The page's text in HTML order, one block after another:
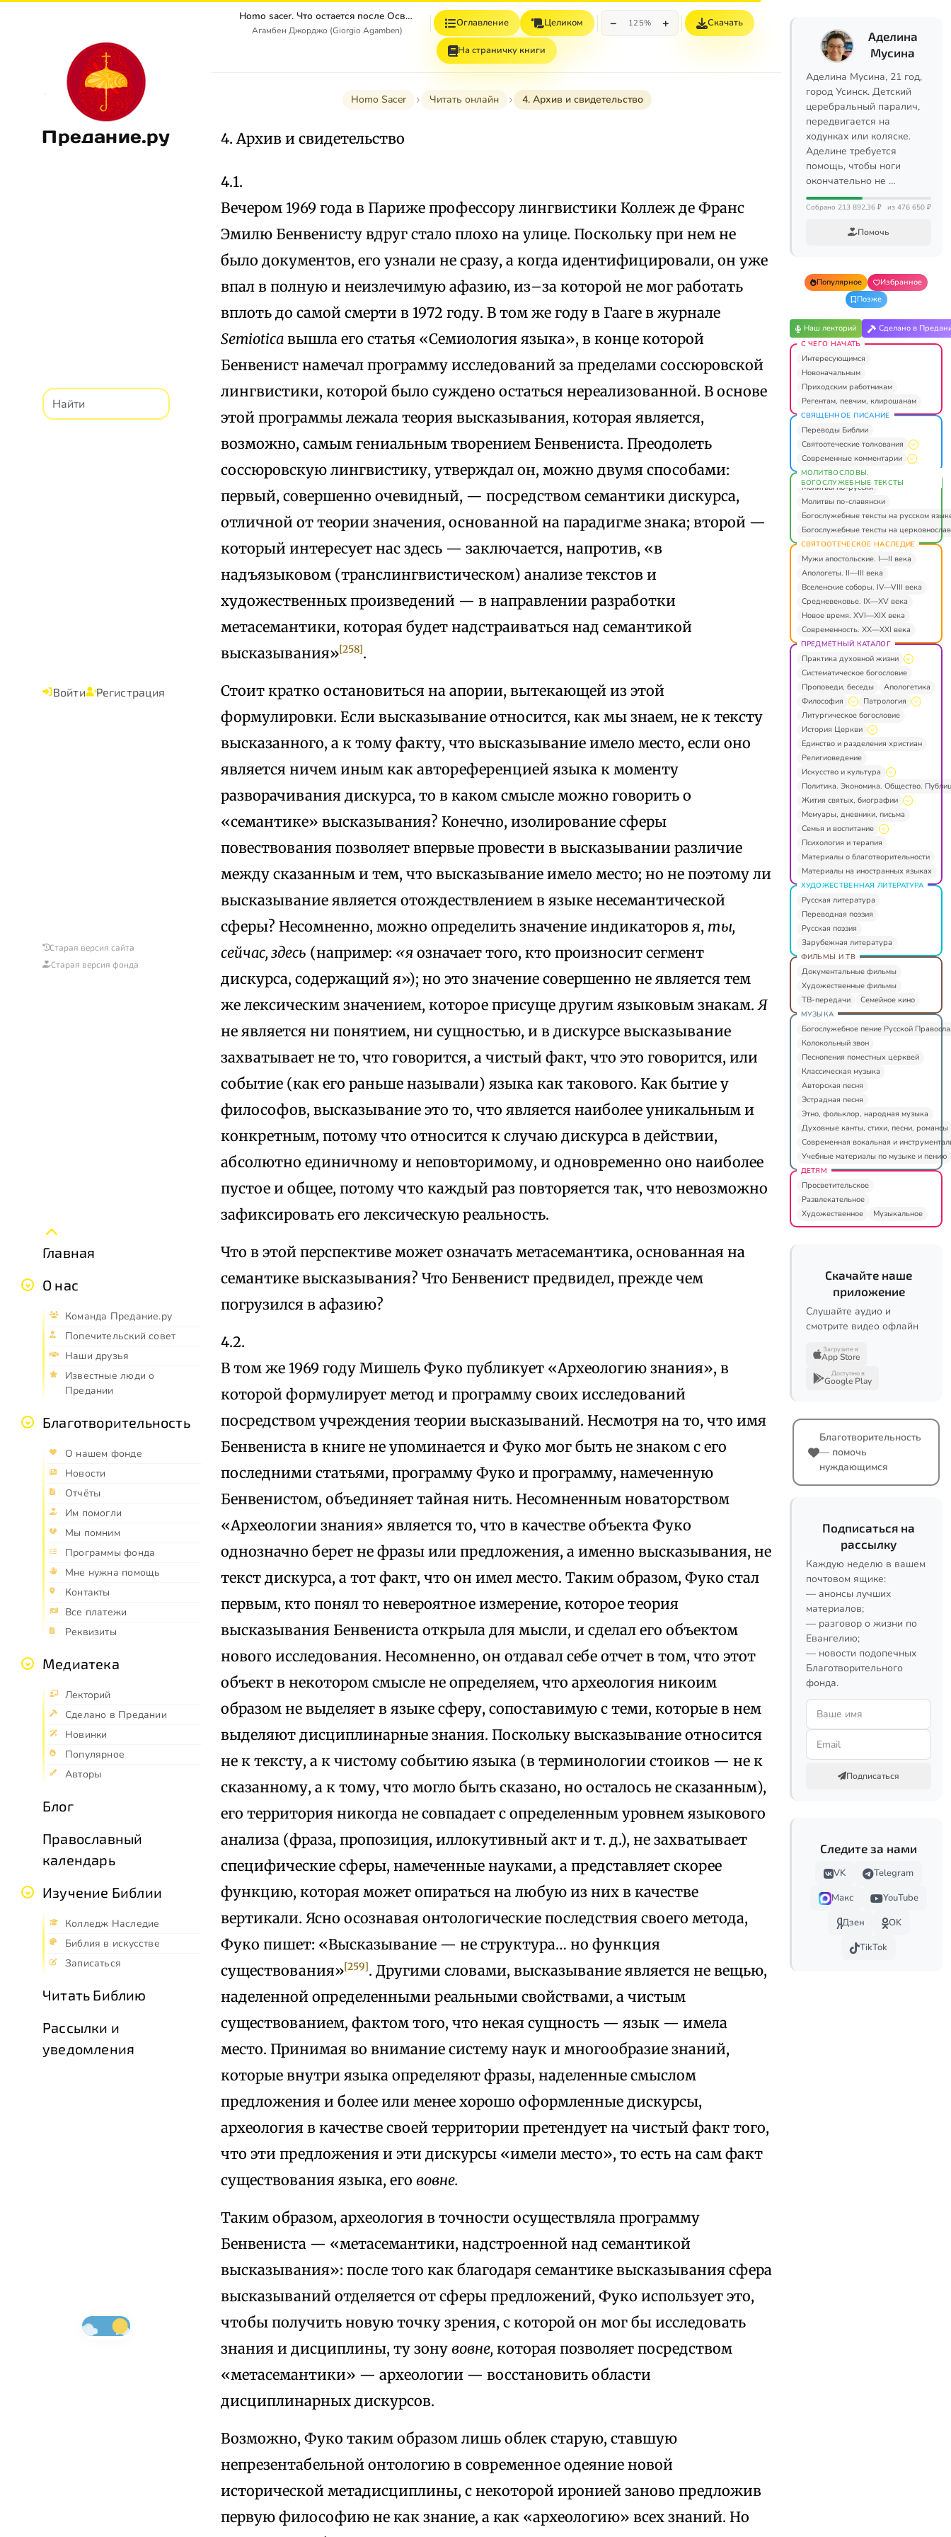
Предание.ру
Войти Регистрация
Старая версия сайта
Старая версия фонда
Главная
О нас
Команда Предание.ру
Попечительский совет
Наши друзья
Известные люди о
Предании
Благотворительность
О нашем фонде
Новости
Отчёты
Им помогли
Мы помним
Программы фонда
Мне нужна помощь
Контакты
Все платежи
Реквизиты
Медиатека
Лекторий
Сделано в Предании
Новинки
Популярное
Авторы
Блог
Православный
календарь
Изучение Библии
Колледж Наследие
Библия в искусстве
Записаться
Читать Библию
Рассылки и
уведомления
Homo sacer. Что остается после Освенцима: архив и свидетель
Агамбен Джорджо (Giorgio Agamben)
Оглавление Целиком − 125% + Скачать
На страничку книги
Homo Sacer Читать онлайн 4. Архив и свидетельство
4. Архив и свидетельство
4.1.
Вечером 1969 года в Париже профессору лингвистики Коллеж де Франс
Эмилю Бенвенисту вдруг стало плохо на улице. Поскольку при нем не
было документов, его узнали не сразу, а когда идентифицировали, он уже
впал в полную и неизлечимую афазию, из–за которой не мог работать
вплоть до самой смерти в 1972 году. В том же году в Гааге в журнале
Semiotica вышла его статья «Семиология языка», в конце которой
Бенвенист намечал программу исследований за пределами соссюровской
лингвистики, которой было суждено остаться нереализованной. В основе
этой программы лежала теория высказывания, которая является,
возможно, самым гениальным творением Бенвениста. Преодолеть
соссюровскую лингвистику, утверждал он, можно двумя способами:
первый, совершенно очевидный, — посредством семантики дискурса,
отличной от теории значения, основанной на парадигме знака; второй —
который интересует нас здесь — заключается, напротив, «в
надъязыковом (транслингвистическом) анализе текстов и
художественных произведений — в направлении разработки
метасемантики, которая будет надстраиваться над семантикой
высказывания»[258].
Стоит кратко остановиться на апории, вытекающей из этой
формулировки. Если высказывание относится, как мы знаем, не к тексту
высказанного, а к тому факту, что высказывание имело место, если оно
является ничем иным как автореференцией языка к моменту
разворачивания дискурса, то в каком смысле можно говорить о
«семантике» высказывания? Конечно, изолирование сферы
повествования позволяет впервые провести в высказывании различие
между сказанным и тем, что высказывание имело место; но не поэтому ли
высказывание является отождествлением в языке несемантической
сферы? Несомненно, можно определить значение индикаторов я, ты,
сейчас, здесь (например: «я означает того, кто произносит сегмент
дискурса, содержащий я»); но это значение совершенно не является тем
же лексическим значением, которое присуще другим языковым знакам. Я
не является ни понятием, ни сущностью, и в дискурсе высказывание
захватывает не то, что говорится, а чистый факт, что это говорится, или
событие (как его раньше называли) языка как такового. Как бытие у
философов, высказывание это то, что является наиболее уникальным и
конкретным, потому что относится к случаю дискурса в действии,
абсолютно единичному и неповторимому, и одновременно оно наиболее
пустое и общее, потому что каждый раз повторяется так, что невозможно
зафиксировать его лексическую реальность.
Что в этой перспективе может означать метасемантика, основанная на
семантике высказывания? Что Бенвенист предвидел, прежде чем
погрузился в афазию?
4.2.
В том же 1969 году Мишель Фуко публикует «Археологию знания», в
которой формулирует метод и программу своих исследований
посредством учреждения теории высказываний. Несмотря на то, что имя
Бенвениста в книге не упоминается и Фуко мог быть не знаком с его
последними статьями, программу Фуко и программу, намеченную
Бенвенистом, объединяет тайная нить. Несомненным новаторством
«Археологии знания» является то, что в качестве объекта Фуко
однозначно берет не фразы или предложения, а именно высказывания, не
текст дискурса, а тот факт, что он имел место. Таким образом, Фуко стал
первым, кто понял то невероятное измерение, которое теория
высказывания Бенвениста открыла для мысли, и сделал его объектом
нового исследования. Несомненно, он отдавал себе отчет в том, что этот
объект в некотором смысле не определяем, что археология никоим
образом не выделяет в языке сферу, сопоставимую с теми, которые в нем
выделяют дисциплинарные знания. Поскольку высказывание относится
не к тексту, а к чистому событию языка (в терминологии стоиков — не к
сказанному, а к тому, что могло быть сказано, но осталось не сказанным),
его территория никогда не совпадает с определенным уровнем языкового
анализа (фраза, пропозиция, иллокутивный акт и т. д.), не захватывает
специфические сферы, намеченные науками, а представляет скорее
функцию, которая может опираться на любую из них в качестве
вертикали. Ясно осознавая онтологические последствия своего метода,
Фуко пишет: «Высказывание — не структура… но функция
существования»[259]. Другими словами, высказывание является не вещью,
наделенной определенными реальными свойствами, а чистым
существованием, фактом того, что некая сущность — язык — имела
место. Принимая во внимание систему наук и многообразие знаний,
которые внутри языка определяют фразы, наделенные смыслом
предложения и более или менее хорошо оформленные дискурсы,
археология в качестве своей территории претендует на чистый факт того,
что эти предложения и эти дискурсы «имели место», то есть на сам факт
существования языка, его вовне.
Таким образом, археология в точности осуществляла программу
Бенвениста — «метасемантики, надстроенной над семантикой
высказывания»: после того как благодаря семантике высказывания сфера
высказываний отделяется от сферы предложений, Фуко использует это,
чтобы получить новую точку зрения, с которой он мог бы исследовать
знания и дисциплины, ту зону вовне, которая позволяет посредством
«метасемантики» — археологии — восстановить области
дисциплинарных дискурсов.
Возможно, Фуко таким образом лишь облек старую, ставшую
непрезентабельной онтологию в современное одеяние новой
исторической метадисциплины, с некоторой иронией заново предложив
первую философию не как знание, а как «археологию» всех знаний. Но
Аделина
Мусина
Аделина Мусина, 21 год,
город Усинск. Детский
церебральный паралич,
передвигается на
ходунках или коляске.
Аделине требуется
помощь, чтобы ноги
окончательно не …
Собрано 213 892,36 ₽ из 476 650 ₽
Помочь
Популярное
Избранное
Позже
Наш лекторий Сделано в
С ЧЕГО НАЧАТЬ
Интересующимся
Новоначальным
Приходским работникам
Регентам, певчим, клирошанам
СВЯЩЕННОЕ ПИСАНИЕ
Переводы Библии
Святоотеческие толкования
Современные комментарии
МОЛИТВОСЛОВЫ.
БОГОСЛУЖЕБНЫЕ ТЕКСТЫ
Молитвы по-русски
Молитвы по-славянски
Богослужебные тексты на русском
Богослужебные тексты на
СВЯТООТЕЧЕСКОЕ НАСЛЕДИЕ
Мужи апостольские. I—II века
Апологеты. II—III века
Вселенские соборы. IV—VIII века
Средневековье. IX—XV века
Новое время. XVI—XIX века
Современность. XX—XXI века
ПРЕДМЕТНЫЙ КАТАЛОГ
Практика духовной жизни
Систематическое богословие
Проповеди, беседы
Апологетика
Философия
Патрология
Литургическое богословие
История Церкви
Единство и разделения христиан
Религиоведение
Искусство и культура
Политика. Экономика. Общество.
Жития святых, биографии
Мемуары, дневники, письма
Семья и воспитание
Психология и терапия
Материалы о благотворительности
Материалы на иностранных языках
ХУДОЖЕСТВЕННАЯ ЛИТЕРАТУРА
Русская литература
Переводная поэзия
Русская поэзия
Зарубежная литература
ФИЛЬМЫ И ТВ
Документальные фильмы
Художественные фильмы
ТВ-передачи
Семейное кино
МУЗЫКА
Богослужебное пение Русской
Колокольный звон
Песнопения поместных церквей
Классическая музыка
Авторская песня
Эстрадная песня
Этно, фольклор, народная музыка
Духовные канты, стихи, песни, романсы
Современная вокальная и
Учебные материалы по музыке и пению
ДЕТЯМ
Просветительское
Развлекательное
Художественное
Музыкальное
Скачайте наше
приложение
Слушайте аудио и
смотрите видео офлайн
Загрузите в
App Store
Доступно в
Google Play
Благотворительность
— помочь
нуждающимся
Подписаться на
рассылку
Каждую неделю в вашем
почтовом ящике:
— анонсы лучших
материалов;
— разговор о жизни по
Евангелию;
— новости подопечных
Благотворительного
фонда.
Подписаться
Следите за нами
VK
Telegram
Макс
YouTube
Дзен
OK
TikTok